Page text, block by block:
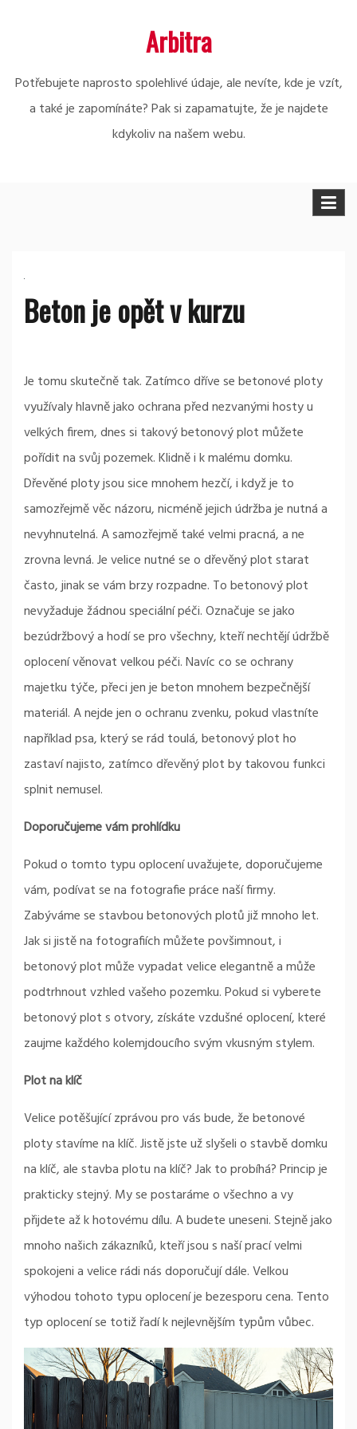
Arbitra
Potřebujete naprosto spolehlivé údaje, ale nevíte, kde je vzít,
a také je zapomínáte? Pak si zapamatujte, že je najdete
kdykoliv na našem webu.
Beton je opět v kurzu
Je tomu skutečně tak. Zatímco dříve sebetonové ploty
využívaly hlavně jako ochrana před nezvanými hosty u
velkých firem, dnes si takový betonový plot můžete
pořídit na svůj pozemek. Klidně i k malému domku.
Dřevěné ploty jsou sice mnohem hezčí, i když je to
samozřejmě věc názoru, nicméně jejich údržba je nutná a
nevyhnutelná. A samozřejmě také velmi pracná, a ne
zrovna levná. Je velice nutné se o dřevěný plot starat
často, jinak se vám brzy rozpadne. To betonový plot
nevyžaduje žádnou speciální péči. Označuje se jako
bezúdržbový a hodí se pro všechny, kteří nechtějí údržbě
oplocení věnovat velkou péči. Navíc co se ochrany
majetku týče, přeci jen je beton mnohem bezpečnější
materiál. A nejde jen o ochranu zvenku, pokud vlastníte
například psa, který se rád toulá, betonový plot ho
zastaví najisto, zatímco dřevěný plot by takovou funkci
splnit nemusel.
Doporučujeme vám prohlídku
Pokud o tomto typu oplocení uvažujete, doporučujeme
vám, podívat se na fotografie práce naší firmy.
Zabýváme se stavbou betonových plotů již mnoho let.
Jak si jistě na fotografiích můžete povšimnout, i
betonový plot může vypadat velice elegantně a může
podtrhnout vzhled vašeho pozemku. Pokud si vyberete
betonový plot s otvory, získáte vzdušné oplocení, které
zaujme každého kolemjdoucího svým vkusným stylem.
Plot na klíč
Velice potěšující zprávou pro vás bude, že betonové
ploty stavíme na klíč. Jistě jste už slyšeli o stavbě domku
na klíč, ale stavba plotu na klíč? Jak to probíhá? Princip je
prakticky stejný. My se postaráme o všechno a vy
přijdete až k hotovému dílu. A budete uneseni. Stejně jako
mnoho našich zákazníků, kteří jsou s naší prací velmi
spokojeni a velice rádi nás doporučují dále. Velkou
výhodou tohoto typu oplocení je bezesporu cena. Tento
typ oplocení se totiž řadí k nejlevnějším typům vůbec.